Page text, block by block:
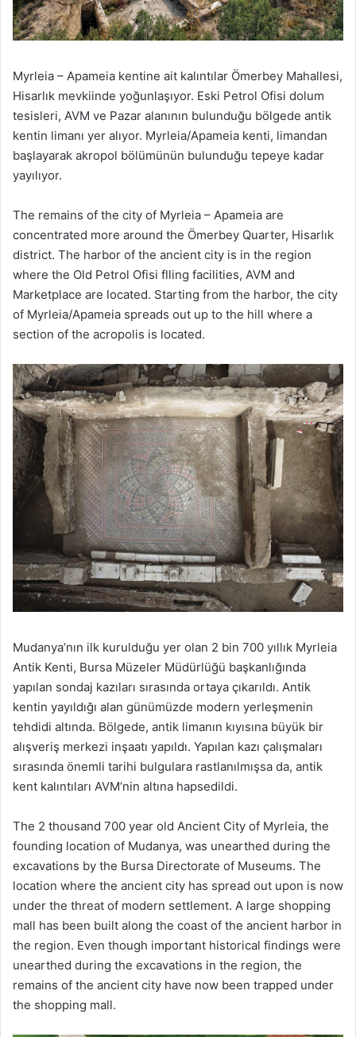
Myrleia – Apameia kentine ait kalıntılar Ömerbey Mahallesi,
Hisarlık mevkiinde yoğunlaşıyor. Eski Petrol Ofisi dolum
tesisleri, AVM ve Pazar alanının bulunduğu bölgede antik
kentin limanı yer alıyor. Myrleia/Apameia kenti, limandan
başlayarak akropol bölümünün bulunduğu tepeye kadar
yayılıyor.
The remains of the city of Myrleia – Apameia are
concentrated more around the Ömerbey Quarter, Hisarlık
district. The harbor of the ancient city is in the region
where the Old Petrol Ofisi flling facilities, AVM and
Marketplace are located. Starting from the harbor, the city
of Myrleia/Apameia spreads out up to the hill where a
section of the acropolis is located.
Mudanya’nın ilk kurulduğu yer olan 2 bin 700 yıllık Myrleia
Antik Kenti, Bursa Müzeler Müdürlüğü başkanlığında
yapılan sondaj kazıları sırasında ortaya çıkarıldı. Antik
kentin yayıldığı alan günümüzde modern yerleşmenin
tehdidi altında. Bölgede, antik limanın kıyısına büyük bir
alışveriş merkezi inşaatı yapıldı. Yapılan kazı çalışmaları
sırasında önemli tarihi bulgulara rastlanılmışsa da, antik
kent kalıntıları AVM’nin altına hapsedildi.
The 2 thousand 700 year old Ancient City of Myrleia, the
founding location of Mudanya, was unearthed during the
excavations by the Bursa Directorate of Museums. The
location where the ancient city has spread out upon is now
under the threat of modern settlement. A large shopping
mall has been built along the coast of the ancient harbor in
the region. Even though important historical findings were
unearthed during the excavations in the region, the
remains of the ancient city have now been trapped under
the shopping mall.